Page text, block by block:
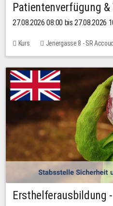
Patientenverfügung
27.08.2026 08:00 bis 27.08.2026
Kurs
Jenergasse 8 - SR
Keine freien Plätze
Ersthelferausbildung